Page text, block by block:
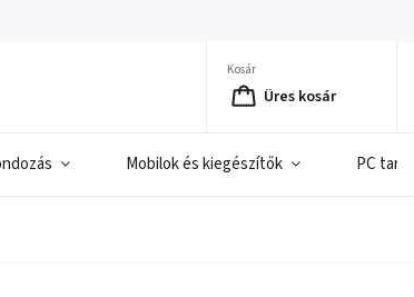
Kosár
Üres kosár
Mobilok és kiegészítők PC